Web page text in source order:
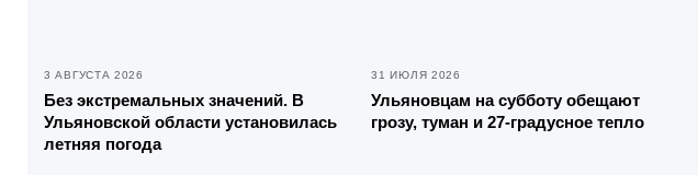
3 АВГУСТА 2026
Без экстремальных значений. В
Ульяновской области установилась
летняя погода
31 ИЮЛЯ 2026
Ульяновцам на субботу обещают
грозу, туман и 27-градусное тепло